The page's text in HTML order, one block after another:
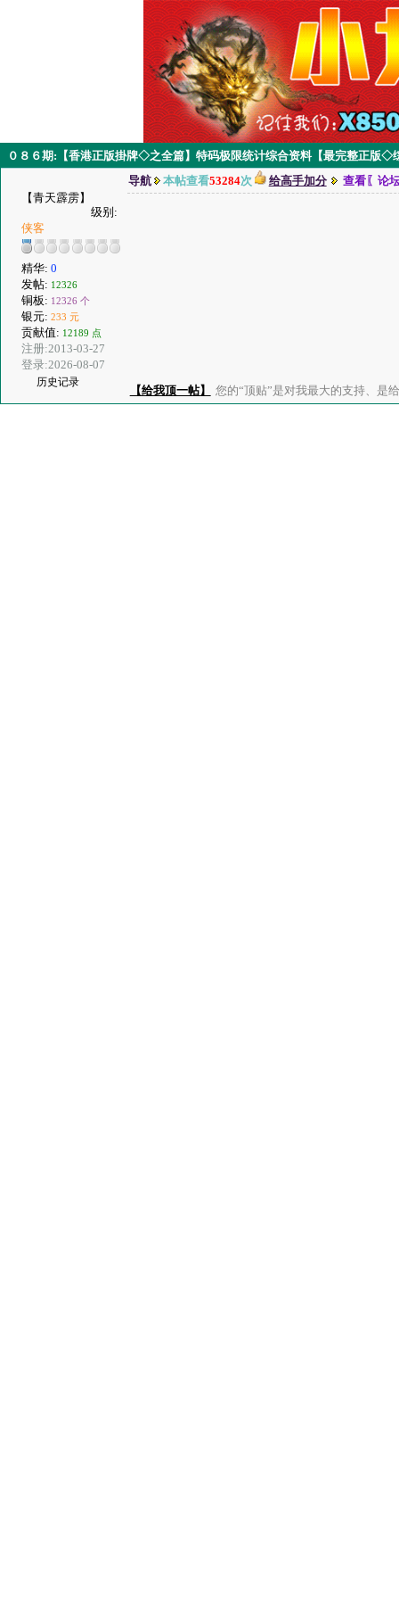
０８６期:【香港正版掛牌◇之全篇】特码极限统计综合资料【最完整正版◇
【青天霹雳】
级别:
侠客
精华: 0
发帖: 12326
铜板: 12326 个
银元: 233 元
贡献值: 12189 点
注册:2013-03-27
登录:2026-08-07
历史记录
导航 本帖查看53284次 给高手加分 查看〖论
【给我顶一帖】 您的“顶贴”是对我最大的支持、是